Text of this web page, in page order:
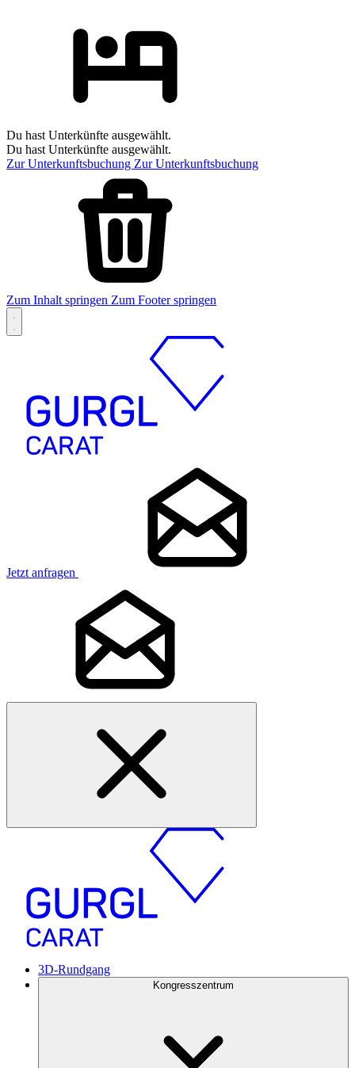
Du hast Unterkünfte ausgewählt.
Du hast Unterkünfte ausgewählt.
Zur Unterkunftsbuchung Zur Unterkunftsbuchung
Zum Inhalt springen Zum Footer springen
Jetzt anfragen
3D-Rundgang
Kongresszentrum